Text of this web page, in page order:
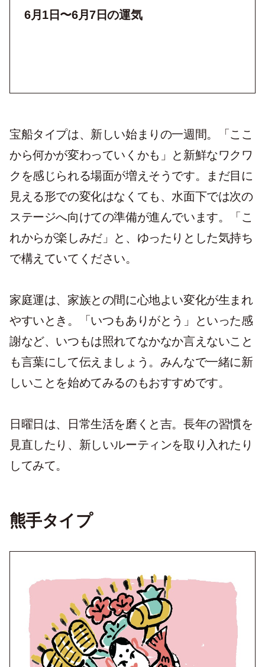
6月1日〜6月7日の運気
宝船タイプは、新しい始まりの一週間。「ここ
から何かが変わっていくかも」と新鮮なワクワ
クを感じられる場面が増えそうです。まだ目に
見える形での変化はなくても、水面下では次の
ステージへ向けての準備が進んでいます。「こ
れからが楽しみだ」と、ゆったりとした気持ち
で構えていてください。
家庭運は、家族との間に心地よい変化が生まれ
やすいとき。「いつもありがとう」といった感
謝など、いつもは照れてなかなか言えないこと
も言葉にして伝えましょう。みんなで一緒に新
しいことを始めてみるのもおすすめです。
日曜日は、日常生活を磨くと吉。長年の習慣を
見直したり、新しいルーティンを取り入れたり
してみて。
熊手タイプ